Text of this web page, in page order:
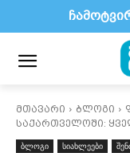
მთავარი ბლოგი
საქართველოში:
ბლოგი
სიახლეები